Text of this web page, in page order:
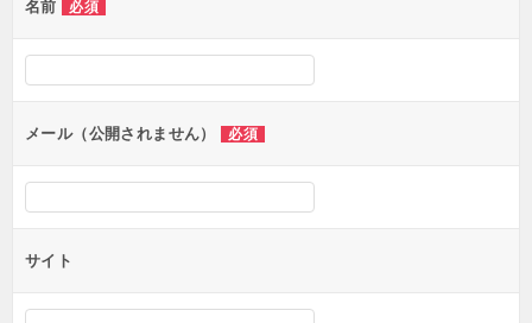
ー
シ
ン
名前 必須
メール（公開されません） 必須
サイト